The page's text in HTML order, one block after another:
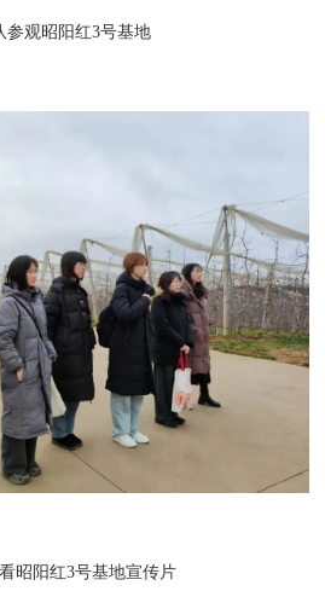
参观昭阳红3号基地
昭阳红3号基地宣传片